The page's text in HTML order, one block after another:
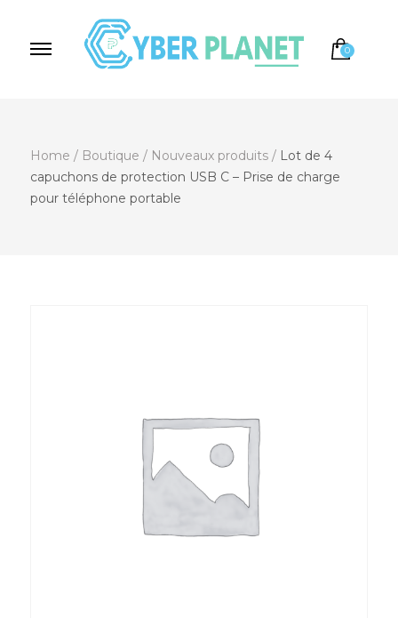
0
Home / Boutique / Nouveaux produits / Lot de 4
capuchons de protection USB C – Prise de charge
pour téléphone portable